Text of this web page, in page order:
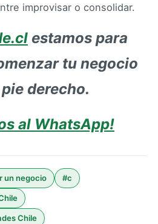
improvisar o consolidar.
estamos para
tu negocio
derecho.
al WhatsApp!
un negocio #c
Chile